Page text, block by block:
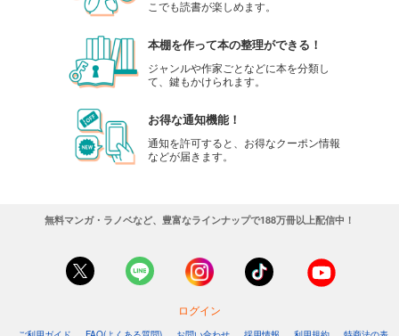
こでも読書が楽しめます。
本棚を作って本の整理ができる！
ジャンルや作家ごとなどに本を分類し
て、鍵もかけられます。
お得な通知機能！
通知を許可すると、お得なクーポン情報
などが届きます。
無料マンガ・ラノベなど、豊富なラインナップで188万冊以上配信中！
ログイン